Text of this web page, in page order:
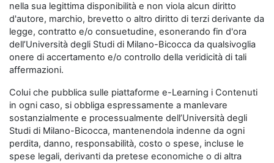
nella sua legittima disponibilità e non viola alcun diritto
d'autore, marchio, brevetto o altro diritto di terzi derivante da
legge, contratto e/o consuetudine, esonerando fin d'ora
dell’Università degli Studi di Milano-Bicocca da qualsivoglia
onere di accertamento e/o controllo della veridicità di tali
affermazioni.
Colui che pubblica sulle piattaforme e-Learning i Contenuti
in ogni caso, si obbliga espressamente a manlevare
sostanzialmente e processualmente dell’Università degli
Studi di Milano-Bicocca, mantenendola indenne da ogni
perdita, danno, responsabilità, costo o spese, incluse le
spese legali, derivanti da pretese economiche o di altra